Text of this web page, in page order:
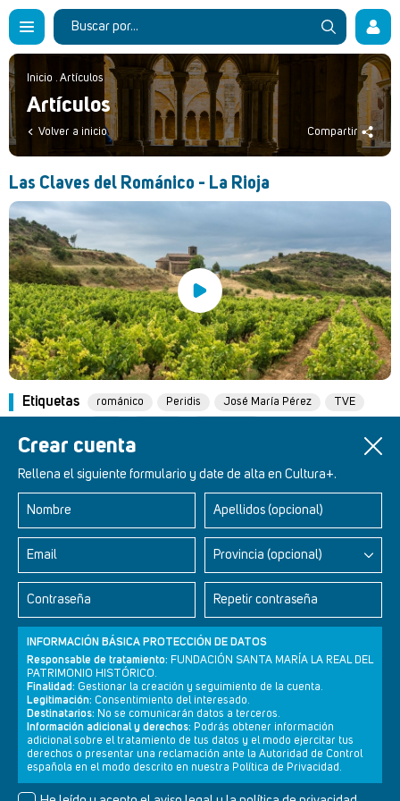
Crear cuenta
Rellena el siguiente formulario y date de alta en Cultura+.
Nombre Apellidos (opcional)
Email Provincia (opcional)
Contraseña Repetir contraseña
INFORMACIÓN BÁSICA PROTECCIÓN DE DATOS
Responsable de tratamiento: FUNDACIÓN SANTA MARÍA LA REAL DEL
PATRIMONIO HISTÓRICO.
Finalidad: Gestionar la creación y seguimiento de la cuenta.
Legitimación: Consentimiento del interesado.
Destinatarios: No se comunicarán datos a terceros.
Información adicional y derechos: Podrás obtener información
adicional sobre el tratamiento de tus datos y el modo ejercitar tus
derechos o presentar una reclamación ante la Autoridad de Control
española en el modo descrito en nuestra Política de Privacidad.
Inicio . Artículos
Artículos
Volver a inicio Compartir
Las Claves del Románico - La Rioja
Etiquetas románico Peridis José María Pérez
TVE
Retablos Renacentistas Este de León
Newsletter Aviso legal Política de privacidad Política de cookies